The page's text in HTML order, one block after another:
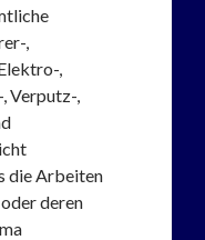
,
,
Verputz-,
die Arbeiten
deren